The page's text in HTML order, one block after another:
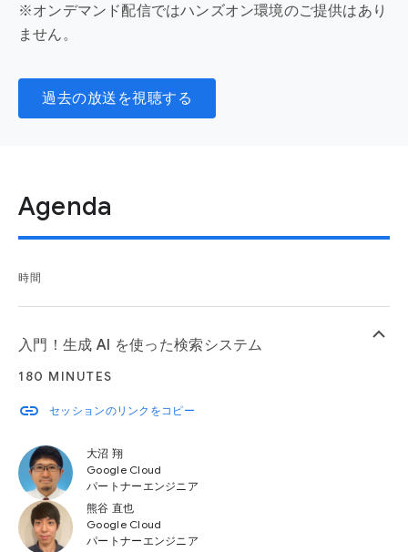
※オンデマンド配信ではハンズオン環境のご提供はあり
ません。
過去の放送を視聴する
Agenda
時間
入門！生成 AI を使った検索システム
180 MINUTES
link セッションのリンクをコピー
大沼 翔
Google Cloud
パートナーエンジニア
熊谷 直也
Google Cloud
パートナーエンジニア
keyboard_arrow_up